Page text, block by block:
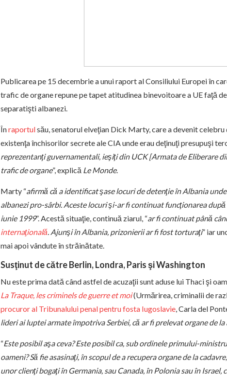
Publicarea pe 15 decembrie a unui raport al Consiliului Europei în
trafic de organe repune pe tapet atitudinea binevoitoare a UE faţă
separatişti albanezi.
Înraportulsău, senatorul elveţian Dick Marty, care a devenit
existenţa închisorilor secrete ale CIA unde erau deţinuţi presupuşi
reprezentanţi guvernamentali, ieşiţi din UCK [Armata de Eliberare
trafic de organe”, explică Le Monde.
Marty “afirmă că a identificat şase locuri de detenţie în Albania
albanezi pro-sârbi. Aceste locuri şi-ar fi continuat funcţionarea
iunie 1999”. Acestă situaţie, continuă ziarul, “ar fi continuat până
internaţională. Ajunşi în Albania, prizonierii ar fi fost torturaţi” iar
mai apoi vândute în străinătate.
Susţinut de către Berlin, Londra, Paris şi Washington
Nu este prima dată când astfel de acuzaţii sunt aduse lui Thaci şi
La Traque, les criminels de guerre et moi(Urmărirea, criminalii de
procuror al Tribunalului penal pentru fosta Iugoslavie, Carla del
lideri ai luptei armate împotriva Serbiei, că ar fi prelevat organe de
“Este posibil aşa ceva? Este posibil ca, sub ordinele primului-
oameni? Să fie asasinaţi, în scopul de a recupera organe de la
unor clienţi bogaţi în Germania, sau Canada, în Polonia sau în